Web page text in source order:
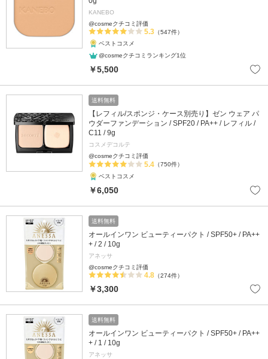
KANEBO
@cosmeクチコミ評価
5.3 （547件）
ベストコスメ
@cosmeクチコミランキング1位
￥5,500
送料無料
【レフィル/スポンジ・ケース別売り】ゼン ウェア パ
ウダーファンデーション / SPF20 / PA++ / レフィル /
C11 / 9g
コスメデコルテ
@cosmeクチコミ評価
5.4 （750件）
ベストコスメ
￥6,050
送料無料
オールインワン ビューティーパクト / SPF50+ / PA++
+ / 2 / 10g
アネッサ
@cosmeクチコミ評価
4.8 （274件）
￥3,300
送料無料
オールインワン ビューティーパクト / SPF50+ / PA++
+ / 1 / 10g
アネッサ